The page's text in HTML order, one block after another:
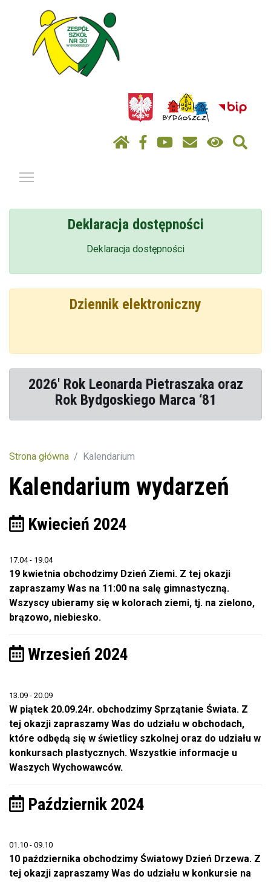
Deklaracja dostępności
Deklaracja dostępności
Dziennik elektroniczny
2026' Rok Leonarda Pietraszaka oraz
Rok Bydgoskiego Marca ‘81
Strona główna Kalendarium
Kalendarium wydarzeń
Kwiecień 2024
17.04 - 19.04
19 kwietnia obchodzimy Dzień Ziemi. Z tej okazji
zapraszamy Was na 11:00 na salę gimnastyczną.
Wszyscy ubieramy się w kolorach ziemi, tj. na zielono,
brązowo, niebiesko.
Wrzesień 2024
13.09 - 20.09
W piątek 20.09.24r. obchodzimy Sprzątanie Świata. Z
tej okazji zapraszamy Was do udziału w obchodach,
które odbędą się w świetlicy szkolnej oraz do udziału w
konkursach plastycznych. Wszystkie informacje u
Waszych Wychowawców.
Październik 2024
01.10 - 09.10
10 października obchodzimy Światowy Dzień Drzewa. Z
tej okazji zapraszamy Was do udziału w konkursie na